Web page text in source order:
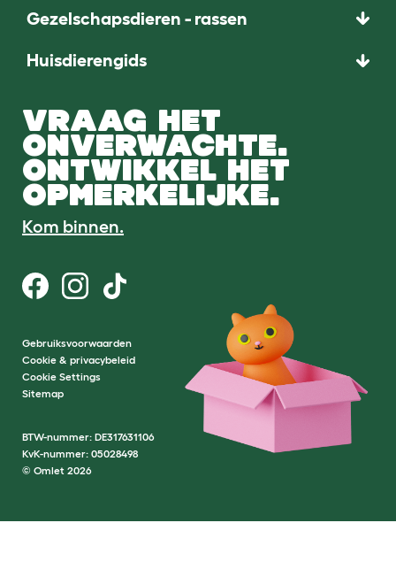
Gezelschapsdieren - rassen
Huisdierengids
VRAAG HET
ONVERWACHTE.
ONTWIKKEL HET
OPMERKELIJKE.
Kom binnen.
Gebruiksvoorwaarden
Cookie & privacybeleid
Cookie Settings
Sitemap
BTW-nummer: DE317631106
KvK-nummer: 05028498
© Omlet 2026